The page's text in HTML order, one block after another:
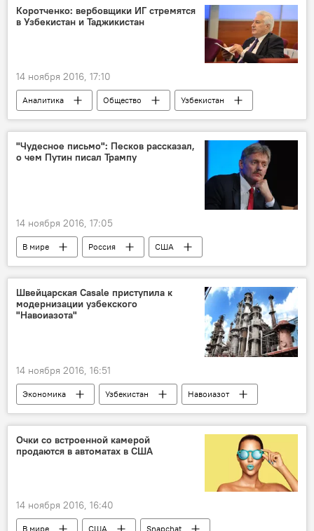
Коротченко: вербовщики ИГ стремятся
в Узбекистан и Таджикистан
14 ноября 2016, 17:10
Аналитика Общество
Узбекистан
Таджикистан
Игорь Коротченко
"Чудесное письмо": Песков рассказал,
о чем Путин писал Трампу
14 ноября 2016, 17:05
В мире Россия
США
Владимир Путин
Дональд Трамп
Дмитрий Песков
президент США
письмо
Швейцарская Casale приступила к
модернизации узбекского
"Навоиазота"
14 ноября 2016, 16:51
Экономика Узбекистан
Навоиазот
Casale
модернизация
Очки со встроенной камерой
продаются в автоматах в США
14 ноября 2016, 16:40
В мире США
Snapchat